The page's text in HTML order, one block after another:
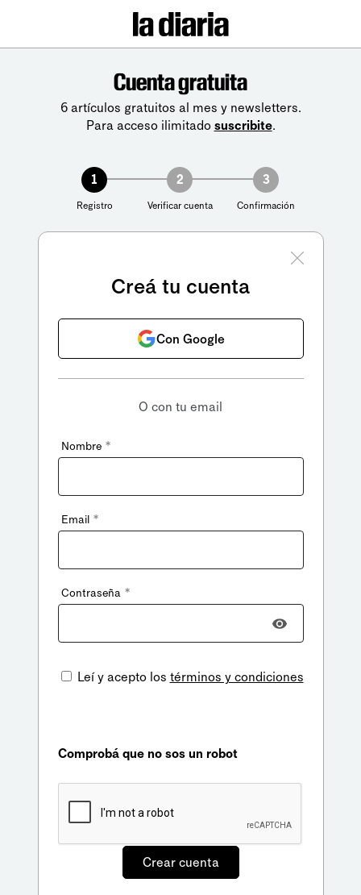
Cuenta gratuita
6 artículos gratuitos al mes y newsletters.
Para acceso ilimitado suscribite.
1
Registro
2
Verificar cuenta
3
Confirmación
Creá tu cuenta
Con Google
O con tu email
Nombre *
Email *
Contraseña *
Leí y acepto los términos y condiciones
Comprobá que no sos un robot